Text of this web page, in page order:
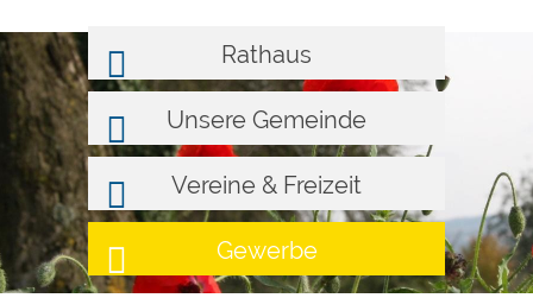
Rathaus
Unsere Gemeinde
Vereine & Freizeit
Gewerbe